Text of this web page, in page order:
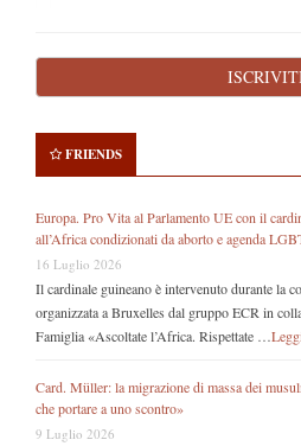
FRIENDS
Europa. Pro Vita al Parlamento UE con il
all’Africa condizionati da aborto e agenda
16 Luglio 2026
Il cardinale guineano è intervenuto durante la
organizzata a Bruxelles dal gruppo ECR in
Famiglia «Ascoltate l’Africa. Rispettate …
Card. Müller: la migrazione di massa dei
che portare a uno scontro»
9 Luglio 2026